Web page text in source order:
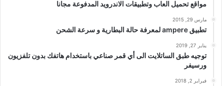
مواقع تحميل العاب وتطبيقات الاندرويد المدفوعة مجانا
مارس 29, 2015
تطبيق ampere لمعرفة حالة البطارية و سرعة الشحن
يناير 27, 2019
توجيه طبق الساتلايت الى أي قمر صناعي باستخدام هاتفك بدون تلفزيون
ورسيفر
فبراير 2, 2018